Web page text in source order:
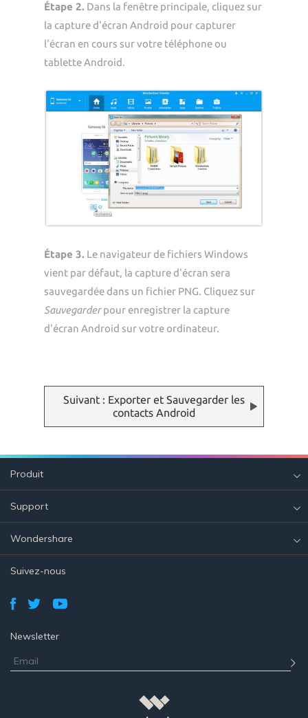
Étape 2. Dans la fenêtre principale, cliquez sur
la capture d'écran Android pour capturer
l'écran en cours sur votre téléphone ou
tablette Android.
Étape 3. Le navigateur de fichiers Windows
vient par défaut, la capture d'écran sera
sauvegardée dans un fichier PNG. Cliquez sur
Sauvegarderpour enregistrer la capture
d'écran Android sur votre ordinateur.
Suivant : Exporter et Sauvegarder les
contacts Android
Produit
Support
Wondershare
Suivez-nous
Newsletter